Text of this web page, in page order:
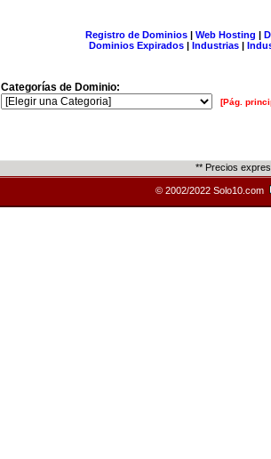
Registro de Dominios| Web Hosting |
Dominios Expirados | Industrias |
Categorías de Dominio:
[Pág.
** Precios
© 2002/2022 Solo10.com